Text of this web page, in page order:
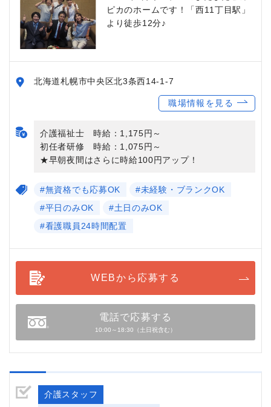
ピカのホームです！「西11丁目駅」
より徒歩12分♪
北海道札幌市中央区北3条西14-1-7
職場情報を見る
介護福祉士 時給：1,175円～
初任者研修 時給：1,075円～
★早朝夜間はさらに時給100円アップ！
#無資格でも応募OK
#未経験・ブランクOK
#平日のみOK
#土日のみOK
#看護職員24時間配置
WEBから応募する
電話で応募する
10:00～18:30（土日祝含む）
介護スタッフ